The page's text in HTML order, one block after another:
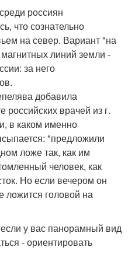
россиян
что сознательно
на север. Вариант "на
линий земли -
за него
добавила
российских врачей из г.
в каком именно
"предложили
ложе так, как им
человек, как
Но если вечером он
ложится головой на
у вас панорамный вид
- ориентировать